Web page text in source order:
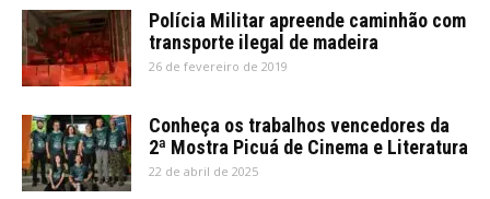
Polícia Militar apreende caminhão com
transporte ilegal de madeira
26 de fevereiro de 2019
Conheça os trabalhos vencedores da
2ª Mostra Picuá de Cinema e Literatura
22 de abril de 2025